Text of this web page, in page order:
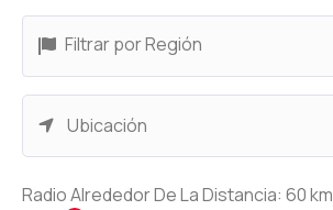
Filtrar por Región
Radio Alrededor De La Distancia: 60km